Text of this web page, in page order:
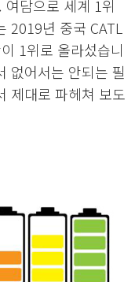
담으로 세계 1위
2019년 중국 CATL
1위로 올라섰습니
없어서는 안되는 필
제대로 파헤쳐 보도